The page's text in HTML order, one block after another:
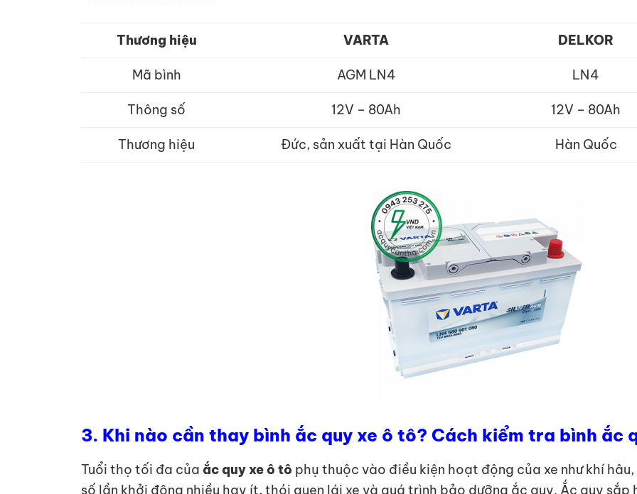
Thương hiệu VARTA DELKOR
Mã bình AGM LN4 LN4
Thông số 12V – 80Ah 12V – 80Ah
Thương hiệu Đức, sản xuất tại Hàn Quốc Hàn Quốc
3. Khi nào cần thay bình ắc quy xe ô tô? Cách kiểm tra bình ắc
Tuổi thọ tối đa của ắc quy xe ô tô phụ thuộc vào điều kiện hoạt động của xe như khí
số lần khởi động nhiều hay ít, thói quen lái xe và quá trình bảo dưỡng ắc quy. Ắc quy